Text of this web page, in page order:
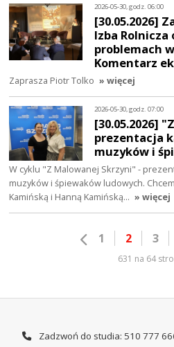
2026-05-30, godz. 06:00
[30.05.2026]
Izba
problemach
Komentarz
Zaprasza Piotr Tolko » więcej
2026-05-30, godz. 07:00
[30.05.2026]
prezentacja
muzyków i
W cyklu "Z Malowanej Skrzyni" -
muzyków i śpiewaków ludowych.
Kamińską i Hanną Kamińską… » więcej
1 2 3
631 na 64
Zadzwoń do studia: 510 777